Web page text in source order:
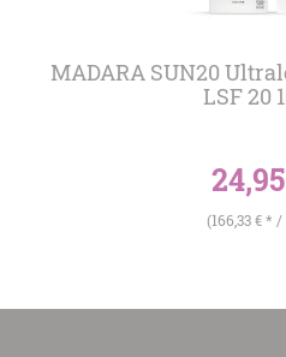
MADARA SUN20
LSF 20
(166,33 € *